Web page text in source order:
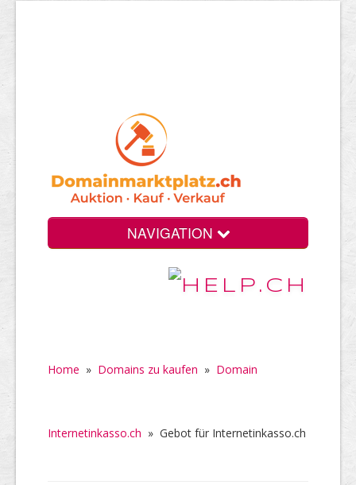
NAVIGATION
Home » Domains zu kaufen » Domain
Internetinkasso.ch » Gebot für Internetinkasso.ch